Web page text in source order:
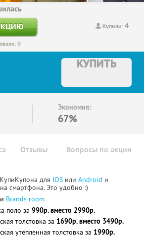
Купили:4
0
КУПИТЬ
Экономия:
67%
Отзывы Вопросы по акции
для IOS или Android и
смартфона. Это удобно :)
Brands room
поло за 990р. вместо 2990р.
толстовка за 1690р. вместо 3490р.
утепленная толстовка за 1990р.